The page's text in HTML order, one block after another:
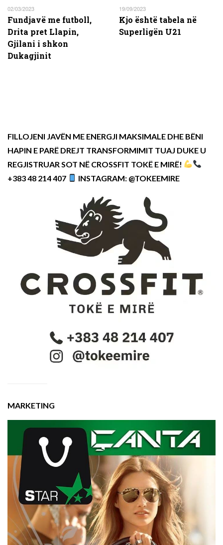
02/03/2023
Fundjavë me futboll,
Drita pret Llapin,
Gjilani i shkon
Dukagjinit
19/09/2023
Kjo është tabela në
Superligën U21
FILLOJENI JAVËN ME ENERGJI MAKSIMALE DHE BËNI
HAPIN E PARË DREJT TRANSFORMIMIT TUAJ DUKE U
REGJISTRUAR SOT NË CROSSFIT TOKË E MIRË!
+383 48 214 407
INSTAGRAM: @TOKEEMIRE
MARKETING